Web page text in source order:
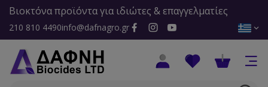
Βιοκτόνα προϊόντα για ιδιώτες & επαγγελματίες
210 810 4490info@dafnagro.gr